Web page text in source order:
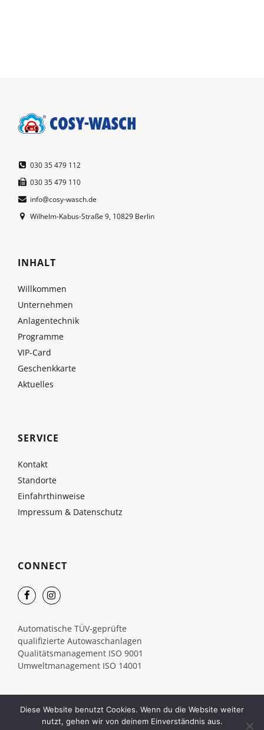
030 35 479 112
030 35 479 110
info@cosy-wasch.de
Wilhelm-Kabus-Straße 9, 10829 Berlin
INHALT
Willkommen
Unternehmen
Anlagentechnik
Programme
VIP-Card
Geschenkkarte
Aktuelles
SERVICE
Kontakt
Standorte
Einfahrthinweise
Impressum & Datenschutz
CONNECT
Automatische TÜV-geprüfte
qualifizierte Autowaschanlagen
Qualitätsmanagement ISO 9001
Umweltmanagement ISO 14001
Diese Website benutzt Cookies. Wenn du die Website weiter
nutzt, gehen wir von deinem Einverständnis aus.